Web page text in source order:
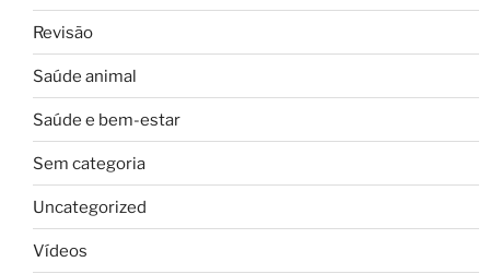
Revisão
Saúde animal
Saúde e bem-estar
Sem categoria
Uncategorized
Vídeos